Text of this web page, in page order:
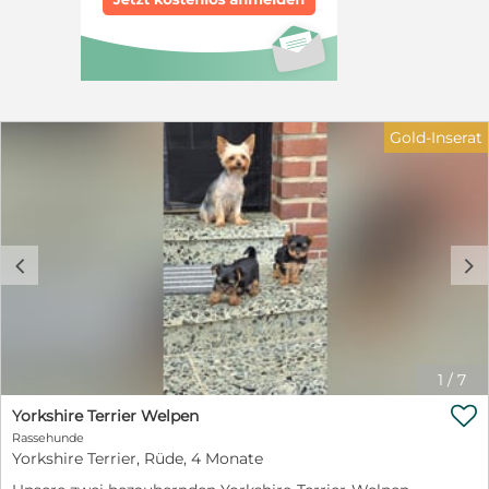
und Liebe bekommen. Bei Fragen bitten wir um
telefonischen Kontakt. Bilder der Welpen sind aktuell!
Letzten zwei Bilder sind die Eltern.
1 / 7
c d
Gold-Inserat
Yorkshire Terrier Welpen
Rassehunde
Yorkshire Terrier, Rüde, 4 Monate
